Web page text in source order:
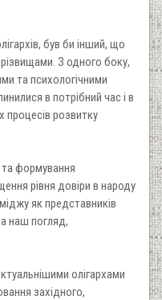
був би інший, що
З одного боку,
та психологічними
в потрібний час і в
процесів розвитку
та формування
рівня довіри в народу
як представників
наш погляд,
олігархами
західного,